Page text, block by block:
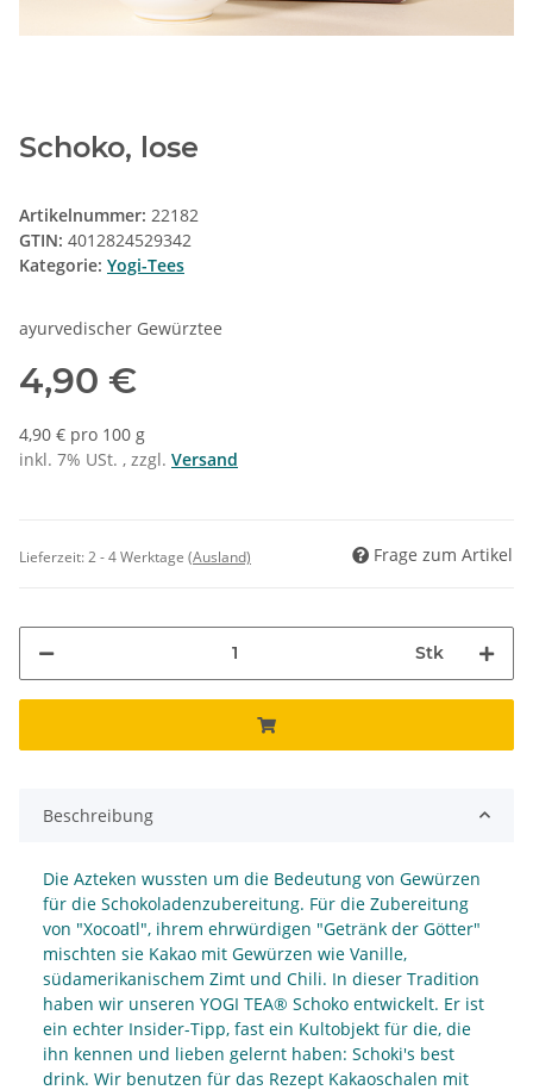
Schoko, lose
Artikelnummer: 22182
GTIN: 4012824529342
Kategorie: Yogi-Tees
ayurvedischer Gewürztee
4,90 €
4,90 € pro 100 g
inkl. 7% USt. , zzgl. Versand
Lieferzeit:2 - 4 Werktage (Ausland) Frage zum Artikel
Stk
Beschreibung
Die Azteken wussten um die Bedeutung von Gewürzen
für die Schokoladenzubereitung. Für die Zubereitung
von "Xocoatl", ihrem ehrwürdigen "Getränk der Götter"
mischten sie Kakao mit Gewürzen wie Vanille,
südamerikanischem Zimt und Chili. In dieser Tradition
haben wir unseren YOGI TEA® Schoko entwickelt. Er ist
ein echter Insider-Tipp, fast ein Kultobjekt für die, die
ihn kennen und lieben gelernt haben: Schoki's best
drink. Wir benutzen für das Rezept Kakaoschalen mit